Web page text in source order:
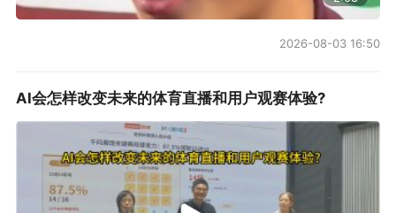
2026-08-03 16:50
AI会怎样改变未来的体育直播和用户观赛体验?